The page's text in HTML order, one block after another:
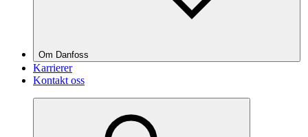
Om Danfoss
Karrierer
Kontakt oss